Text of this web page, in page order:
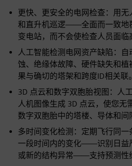
更快、更安全的电网检查：用
和直升机巡逻——全面而一致地
变电站，而不会使检查人员面临
人工智能检测电网资产缺陷：
蚀、绝缘体故障、硬件缺失和
果与确切的塔架和跨度ID相关联。
3D 点云和数字双胞胎视图：人
人机图像生成 3D 点云，使您无
数字双胞胎中的塔楼、导体和间
多时间变化检测：定期飞行同
一段时间内的变化——识别日益
或新的结构异常——支持预测性